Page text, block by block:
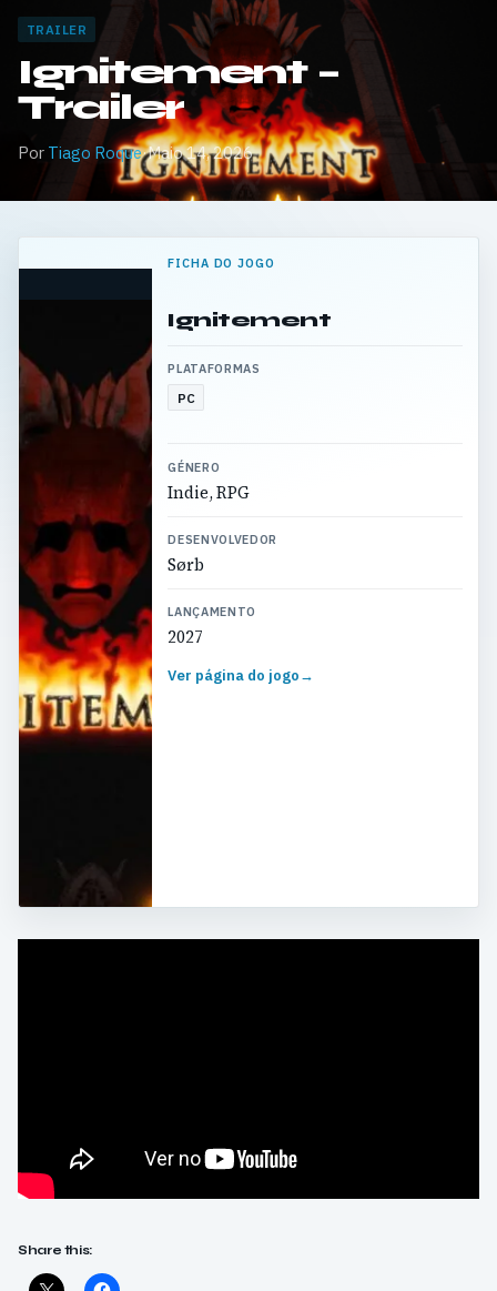
TRAILER
Ignitement –
Trailer
Por Tiago Roque·Maio 14, 2026
FICHA DO JOGO
Ignitement
PLATAFORMAS
PC
GÉNERO
Indie, RPG
DESENVOLVEDOR
Sørb
LANÇAMENTO
2027
Ver página do jogo→
Share this: